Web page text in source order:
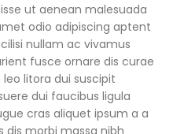
ut aenean malesuada
odio adipiscing aptent
nullam ac vivamus
fusce ornare dis curae
litora dui suscipit
dui faucibus ligula
cras aliquet ipsum a a
morbi massa nibh